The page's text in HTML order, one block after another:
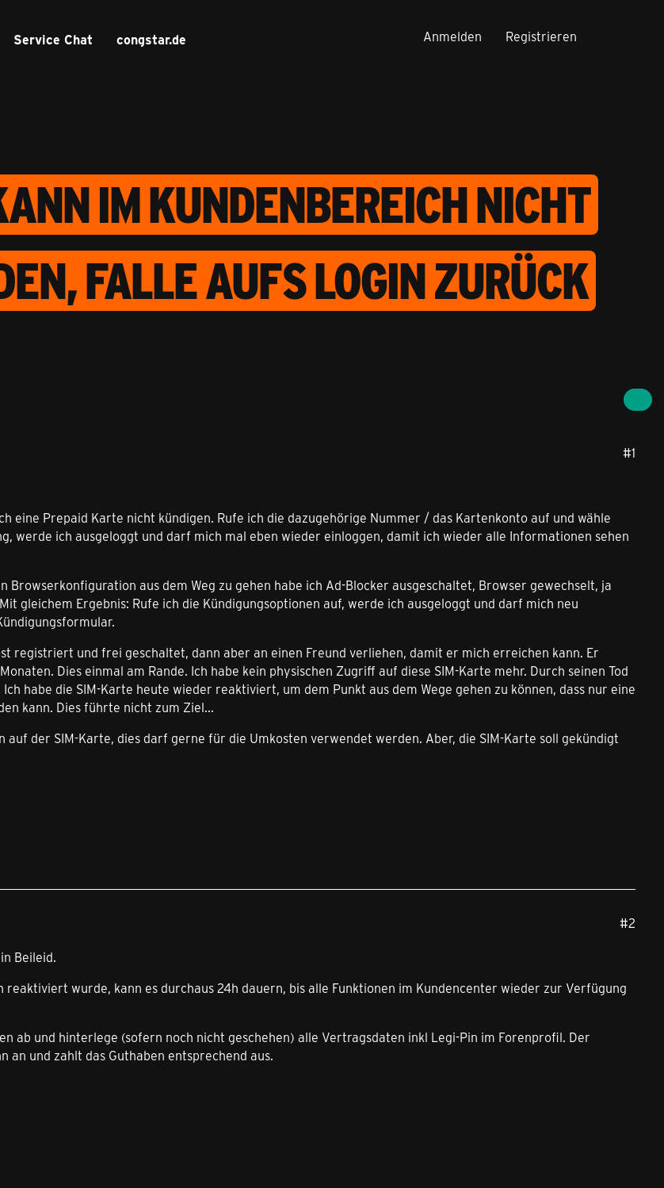
Service Chat congstar.de Anmelden Registrieren
IM KUNDENBEREICH NICHT
FALLE AUFS LOGIN ZURÜCK
#1
eine Prepaid Karte nicht kündigen. Rufe ich die dazugehörige Nummer / das Kartenkonto auf und wähle
werde ich ausgeloggt und darf mich mal eben wieder einloggen, damit ich wieder alle Informationen sehen
Browserkonfiguration aus dem Weg zu gehen habe ich Ad-Blocker ausgeschaltet, Browser gewechselt, ja
gleichem Ergebnis: Rufe ich die Kündigungsoptionen auf, werde ich ausgeloggt und darf mich neu
registriert und frei geschaltet, dann aber an einen Freund verliehen, damit er mich erreichen kann. Er
Dies einmal am Rande. Ich habe kein physischen Zugriff auf diese SIM-Karte mehr. Durch seinen Tod
habe die SIM-Karte heute wieder reaktiviert, um dem Punkt aus dem Wege gehen zu können, dass nur eine
kann. Dies führte nicht zum Ziel...
auf der SIM-Karte, dies darf gerne für die Umkosten verwendet werden. Aber, die SIM-Karte soll gekündigt
#2
Beileid.
reaktiviert wurde, kann es durchaus 24h dauern, bis alle Funktionen im Kundencenter wieder zur Verfügung
ab und hinterlege (sofern noch nicht geschehen) alle Vertragsdaten inkl Legi-Pin im Forenprofil. Der
an und zahlt das Guthaben entsprechend aus.